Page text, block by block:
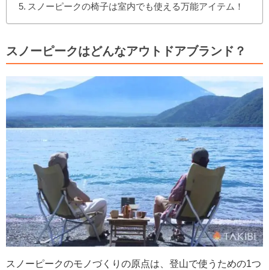
スノーピークの椅子は室内でも使える万能アイテム！
スノーピークはどんなアウトドアブランド？
スノーピークのモノづくりの原点は、登山で使うための1つ